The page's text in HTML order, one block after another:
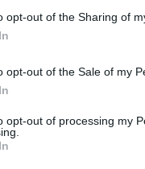
opt-out of the Sharing of
opt-out of the Sale of my
opt-out of processing my